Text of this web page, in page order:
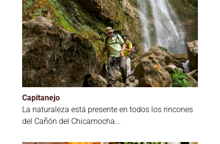
Capitanejo
La naturaleza está presente en todos los rincones
del Cañón del Chicamocha...